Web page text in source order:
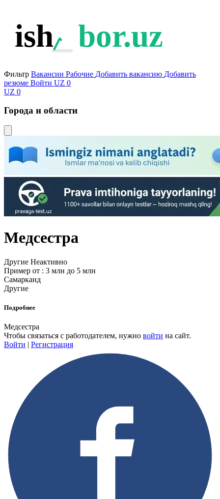
ish bor.uz
Фильтр Вакансии Рабочие Добавить вакансию Добавить
резюме Войти UZ 0
UZ 0
Города и области
Медсестра
Другие Неактивно
Пример от : 3 млн до 5 млн
Самарканд
Другие
Подробнее
Медсестра
Чтобы связаться с работодателем, нужно войти на сайт.
Войти | Регистрация